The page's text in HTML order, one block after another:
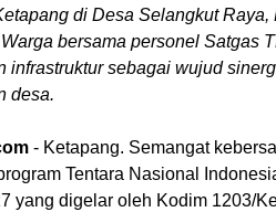
di Desa Selangkut
bersama personel Satgas
infrastruktur sebagai wujud
desa.
- Ketapang. Semangat
Tentara Nasional
yang digelar oleh Kodim 1203/